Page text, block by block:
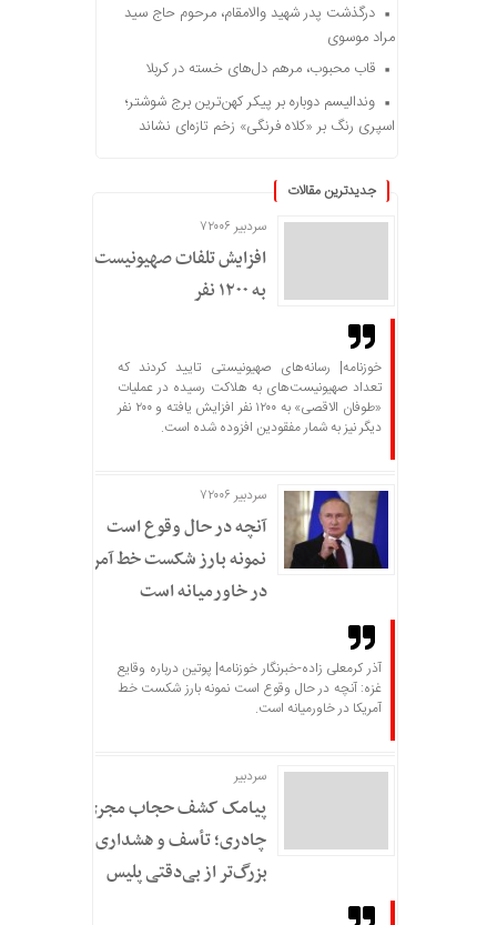
درگذشت پدر شهید والامقام، مرحوم حاج سید
مراد موسوی
قاب محبوب، مرهم دل‌های خسته در کربلا
وندالیسم دوباره بر پیکر کهن‌ترین برج شوشتر؛
اسپری رنگ بر «کلاه فرنگی» زخم تازه‌ای نشاند
جدیدترین مقالات
سردبیر ۷۲۰۰۶
افزایش تلفات صهیونیست‌ها
به ۱۲۰۰ نفر
خوزنامه| رسانه‌های صهیونیستی تایید کردند که
تعداد صهیونیست‌های به هلاکت رسیده در عملیات
«طوفان الاقصی» به ۱۲۰۰ نفر افزایش یافته و ۲۰۰ نفر
دیگر نیز به شمار مفقودین افزوده شده است.
سردبیر ۷۲۰۰۶
آنچه در حال وقوع است
نمونه بارز شکست خط آمریکا
در خاورمیانه است
آذر کرمعلی زاده-خبرنگار خوزنامه| پوتین درباره وقایع
غزه: آنچه در حال وقوع است نمونه بارز شکست خط
آمریکا در خاورمیانه است.
سردبير
پیامک کشف حجاب مجری
چادری؛ تأسف و هشداری
بزرگ‌تر از بی‌دقتی پلیس